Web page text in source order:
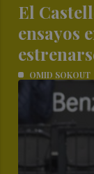
El
ensayos
OMID SOKOUT